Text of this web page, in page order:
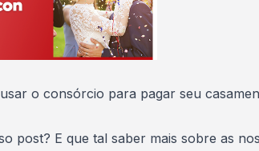
o consórcio para pagar seu
post? E que tal saber mais sobre as